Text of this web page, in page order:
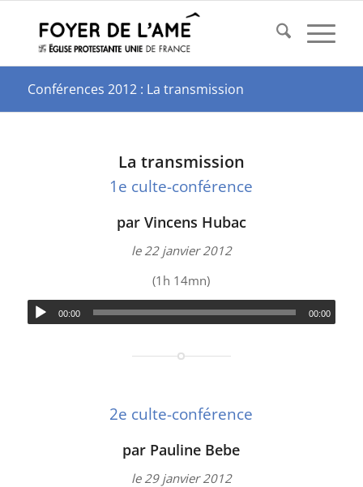
Conférences 2012 : La transmission
La transmission
1e culte-conférence
par Vincens Hubac
le 22 janvier 2012
(1h 14mn)
00:00 00:00
2e culte-conférence
par Pauline Bebe
le 29 janvier 2012